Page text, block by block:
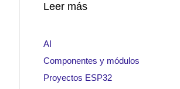
Leer más
AI
Componentes y módulos
Proyectos ESP32